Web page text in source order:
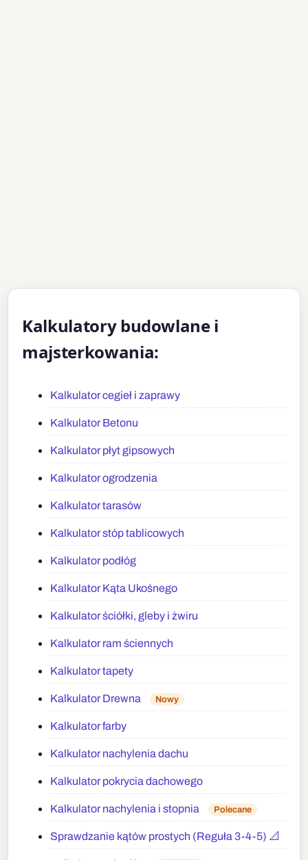
Kalkulatory budowlane i
majsterkowania:
Kalkulator cegieł i zaprawy
Kalkulator Betonu
Kalkulator płyt gipsowych
Kalkulator ogrodzenia
Kalkulator tarasów
Kalkulator stóp tablicowych
Kalkulator podłóg
Kalkulator Kąta Ukośnego
Kalkulator ściółki, gleby i żwiru
Kalkulator ram ściennych
Kalkulator tapety
Kalkulator Drewna Nowy
Kalkulator farby
Kalkulator nachylenia dachu
Kalkulator pokrycia dachowego
Kalkulator nachylenia i stopnia Polecane
Sprawdzanie kątów prostych (Reguła 3-4-5) 📐